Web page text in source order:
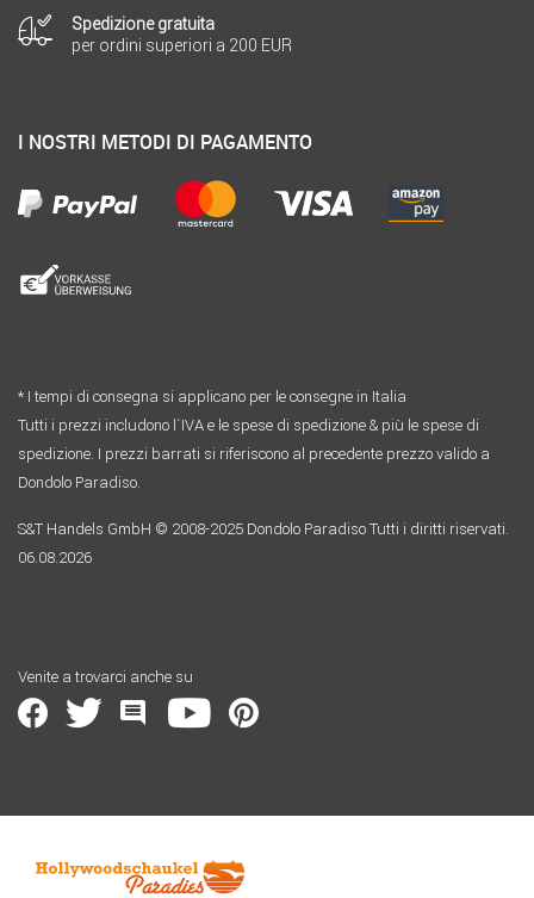
Spedizione gratuita
per ordini superiori a 200 EUR
I NOSTRI METODI DI PAGAMENTO
* I tempi di consegna si applicano per le consegne in Italia
Tutti i prezzi includono l´IVA e le spese di spedizione & più le spese di
spedizione. I prezzi barrati si riferiscono al precedente prezzo valido a
Dondolo Paradiso.
S&T Handels GmbH © 2008-2025 Dondolo Paradiso Tutti i diritti riservati.
06.08.2026
Venite a trovarci anche su